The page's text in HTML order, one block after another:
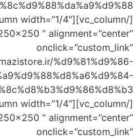
” alignment=”center”
onclick=”custom_link”
%d9%81%d9%86-
” alignment=”center”
onclick=”custom_link”